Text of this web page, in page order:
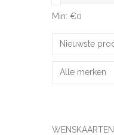
Min: €0
WENSKAARTEN